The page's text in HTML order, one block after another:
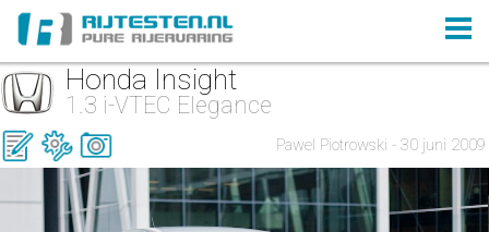
Honda Insight
1.3 i-VTEC Elegance
Pawel Piotrowski - 30 juni 2009